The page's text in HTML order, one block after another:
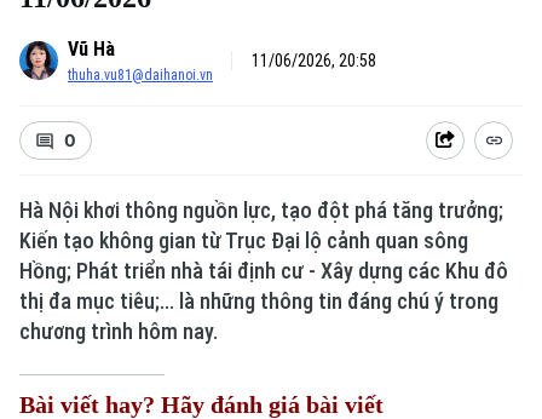
Vũ Hà
thuha.vu81@daihanoi.vn
11/06/2026, 20:58
0
Hà Nội khơi thông nguồn lực, tạo đột phá tăng trưởng;
Kiến tạo không gian từ Trục Đại lộ cảnh quan sông
Hồng; Phát triển nhà tái định cư - Xây dựng các Khu đô
thị đa mục tiêu;... là những thông tin đáng chú ý trong
chương trình hôm nay.
Bài viết hay? Hãy đánh giá bài viết